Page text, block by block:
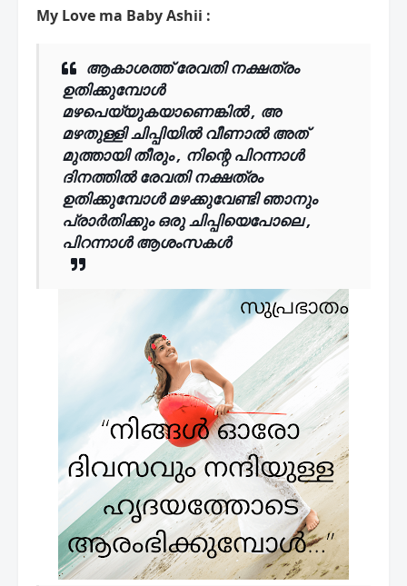
My Love ma Baby Ashii :
ആകാശത്ത് രേവതി നക്ഷത്രം
ഉതിക്കുമ്പോൾ
മഴപെയ്യുകയാണെങ്കിൽ , അ
മഴതുള്ളി ചിപ്പിയിൽ വീണാൽ അത്
മുത്തായി തീരും , നിന്റെ പിറന്നാൾ
ദിനത്തിൽ രേവതി നക്ഷത്രം
ഉതിക്കുമ്പോൾ മഴക്കുവേണ്ടി ഞാനും
പ്രാർതിക്കും ഒരു ചിപ്പിയെപോലെ ,
പിറന്നാൾ ആശംസകൾ